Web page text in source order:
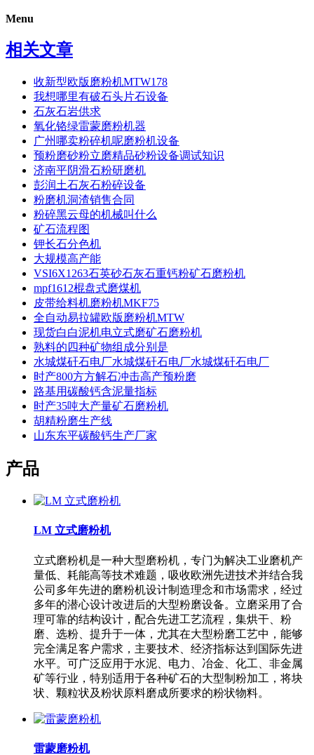
Menu
相关文章
收新型欧版磨粉机MTW178
我想哪里有破石头片石设备
石灰石岩供求
氧化铬绿雷蒙磨粉机器
广州哪卖粉碎机呢磨粉机设备
预粉磨砂粉立磨精品砂粉设备调试知识
济南平阴滑石粉研磨机
彭润土石灰石粉碎设备
粉磨机洞渣销售合同
粉碎黑云母的机械叫什么
矿石流程图
钾长石分色机
大规模高产能
VSI6X1263石英砂石灰石重钙粉矿石磨粉机
mpf1612棍盘式磨煤机
皮带给料机磨粉机MKF75
全自动易拉罐欧版磨粉机MTW
现货白白泥机电立式磨矿石磨粉机
熟料的四种矿物组成分别是
水城煤矸石电厂水城煤矸石电厂水城煤矸石电厂
时产800方方解石冲击高产预粉磨
路基用碳酸钙含泥量指标
时产35吨大产量矿石磨粉机
胡精粉磨生产线
山东东平碳酸钙生产厂家
产品
LM 立式磨粉机
立式磨粉机是一种大型磨粉机，专门为解决工业磨机产
量低、耗能高等技术难题，吸收欧洲先进技术并结合我
公司多年先进的磨粉机设计制造理念和市场需求，经过
多年的潜心设计改进后的大型粉磨设备。立磨采用了合
理可靠的结构设计，配合先进工艺流程，集烘干、粉
磨、选粉、提升于一体，尤其在大型粉磨工艺中，能够
完全满足客户需求，主要技术、经济指标达到国际先进
水平。可广泛应用于水泥、电力、冶金、化工、非金属
矿等行业，特别适用于各种矿石的大型制粉加工，将块
状、颗粒状及粉状原料磨成所要求的粉状物料。
雷蒙磨粉机